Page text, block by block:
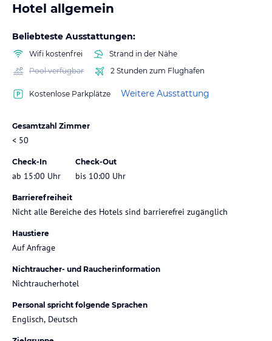
Hotel allgemein
Beliebteste Ausstattungen:
Wifi kostenfrei
Strand in der Nähe
Pool verfügbar
2 Stunden zum Flughafen
Kostenlose Parkplätze Weitere Ausstattung
Gesamtzahl Zimmer
< 50
Check-In
ab 15:00 Uhr
Check-Out
bis 10:00 Uhr
Barrierefreiheit
Nicht alle Bereiche des Hotels sind barrierefrei zugänglich
Haustiere
Auf Anfrage
Nichtraucher- und Raucherinformation
Nichtraucherhotel
Personal spricht folgende Sprachen
Englisch, Deutsch